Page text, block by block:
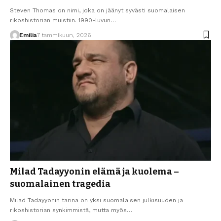
Steven Thomas on nimi, joka on jäänyt syvästi suomalaisen
rikoshistorian muistiin. 1990-luvun…
Emilia7 tammikuun, 2026
Milad Tadayyonin elämä ja kuolema –
suomalainen tragedia
Milad Tadayyonin tarina on yksi suomalaisen julkisuuden ja
rikoshistorian synkimmistä, mutta myös…